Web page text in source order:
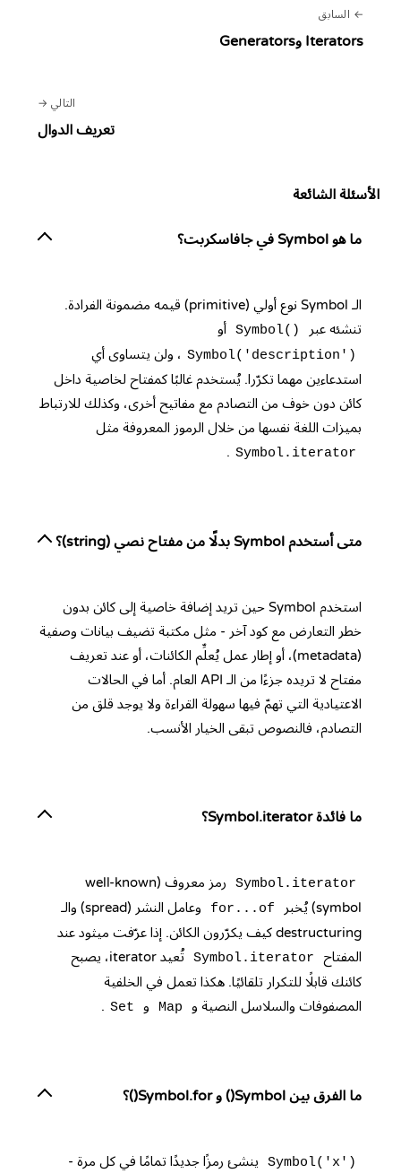
السابق
Iterators وGenerators
التالي
تعريف الدوال
الأسئلة الشائعة
ما هو Symbol في جافاسكربت؟
الـ Symbol نوع أولي (primitive) قيمه مضمونة الفرادة.
تنشئه عبر
Symbol() أو
Symbol('description') ، ولن يتساوى أي
استدعاءين مهما تكرّرا. يُستخدم غالبًا كمفتاح لخاصية داخل
كائن دون خوف من التصادم مع مفاتيح أخرى، وكذلك للارتباط
بميزات اللغة نفسها من خلال الرموز المعروفة مثل
Symbol.iterator
.
متى أستخدم Symbol بدلًا من مفتاح نصي (string)؟
استخدم Symbol حين تريد إضافة خاصية إلى كائن بدون
خطر التعارض مع كود آخر - مثل مكتبة تضيف بيانات وصفية
(metadata)، أو إطار عمل يُعلِّم الكائنات، أو عند تعريف
مفتاح لا تريده جزءًا من الـ API العام. أما في الحالات
الاعتيادية التي تهمّ فيها سهولة القراءة ولا يوجد قلق من
التصادم، فالنصوص تبقى الخيار الأنسب.
ما فائدة Symbol.iterator؟
Symbol.iterator
رمز معروف (well-known
symbol) يُخبر
for...of
وعامل النشر (spread) والـ
destructuring كيف يكرّرون الكائن. إذا عرّفت ميثود عند
المفتاح
Symbol.iterator
تُعيد iterator، يصبح
كائنك قابلًا للتكرار تلقائيًا. هكذا تعمل في الخلفية
المصفوفات والسلاسل النصية و
Map و Set
.
ما الفرق بين Symbol() و Symbol.for()؟
Symbol('x') ينشئ رمزًا جديدًا تمامًا في كل مرة -